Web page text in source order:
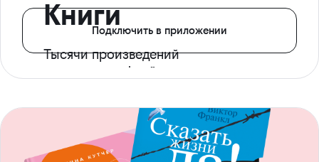
Книги
Тысячи произведений
с доступом офлайн
Подключить в приложении